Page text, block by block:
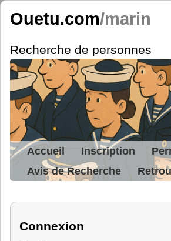
Ouetu.com/marin
Recherche de personnes
Accueil Inscription
Avis de Recherche
Connexion